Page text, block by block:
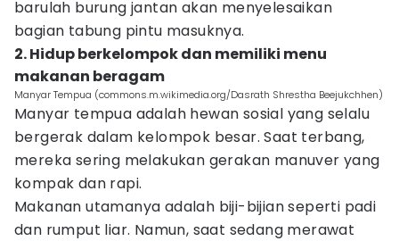
barulah burung jantan akan menyelesaikan
bagian tabung pintu masuknya.
2. Hidup berkelompok dan memiliki menu
makanan beragam
Manyar Tempua (commons.m.wikimedia.org/Dasrath Shrestha Beejukchhen)
Manyar tempua adalah hewan sosial yang selalu
bergerak dalam kelompok besar. Saat terbang,
mereka sering melakukan gerakan manuver yang
kompak dan rapi.
Makanan utamanya adalah biji-bijian seperti padi
dan rumput liar. Namun, saat sedang merawat